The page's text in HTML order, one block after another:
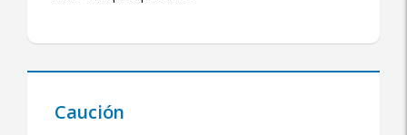
Caución